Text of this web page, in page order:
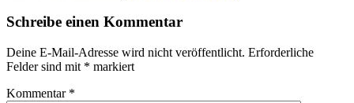
Schreibe einen Kommentar
Deine E-Mail-Adresse wird nicht veröffentlicht. Erforderliche
Felder sind mit * markiert
Kommentar *